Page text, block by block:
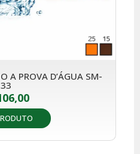
A PROVA D’ÁGUA SM-
33